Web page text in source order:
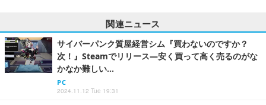
関連ニュース
サイバーパンク質屋経営シム『買わないのですか？
次！』Steamでリリース―安く買って高く売るのがな
かなか難しい…
PC
2024.11.12 Tue 19:31